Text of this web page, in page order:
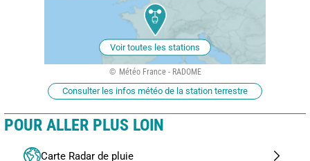
Voir toutes les stations
Météo France - RADOME
Consulter les infos météo de la station terrestre
POUR ALLER PLUS LOIN
Carte Radar de pluie